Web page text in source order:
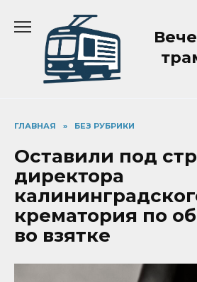
содержанию
ГЛАВНАЯ » БЕЗ РУБРИКИ
Оставили под
директора
крематория по
во взятке